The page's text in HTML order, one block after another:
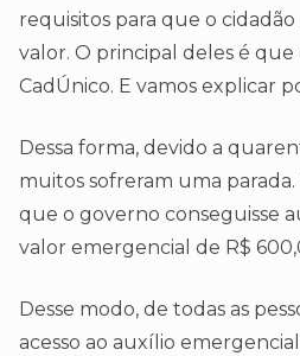
requisitos para que o cidadão
valor. O principal deles é
CadÚnico. E vamos explicar
Dessa forma, devido a
muitos sofreram uma parada.
que o governo conseguisse
valor emergencial de R$
Desse modo, de todas as
acesso ao auxílio